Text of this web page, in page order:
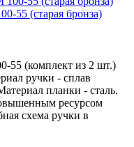
55 (старая бронза)
55 (комплект из 2 шт.)
ручки - сплав
планки - сталь.
ресурсом
схема ручки в